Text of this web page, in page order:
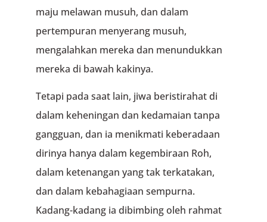
maju melawan musuh, dan dalam
pertempuran menyerang musuh,
mengalahkan mereka dan menundukkan
mereka di bawah kakinya.
Tetapi pada saat lain, jiwa beristirahat di
dalam keheningan dan kedamaian tanpa
gangguan, dan ia menikmati keberadaan
dirinya hanya dalam kegembiraan Roh,
dalam ketenangan yang tak terkatakan,
dan dalam kebahagiaan sempurna.
Kadang-kadang ia dibimbing oleh rahmat